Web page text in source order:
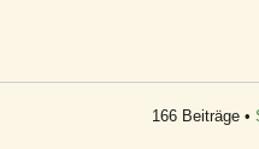
166 Beiträge •